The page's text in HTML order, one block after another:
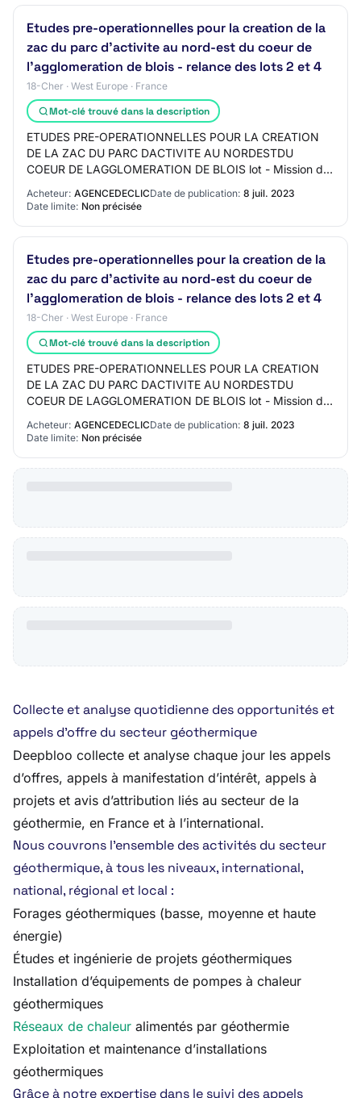
Etudes pre-operationnelles pour la creation de la
zac du parc d'activite au nord-est du coeur de
l'agglomeration de blois - relance des lots 2 et 4
18-Cher · West Europe · France
Mot-clé trouvé dans la description
ETUDES PRE-OPERATIONNELLES POUR LA CREATION
DE LA ZAC DU PARC DACTIVITE AU NORDESTDU
COEUR DE LAGGLOMERATION DE BLOIS lot - Mission de
d'aménageme…
Acheteur: AGENCEDECLICDate de publication: 8 juil. 2023
Date limite: Non précisée
Etudes pre-operationnelles pour la creation de la
zac du parc d'activite au nord-est du coeur de
l'agglomeration de blois - relance des lots 2 et 4
18-Cher · West Europe · France
Mot-clé trouvé dans la description
ETUDES PRE-OPERATIONNELLES POUR LA CREATION
DE LA ZAC DU PARC DACTIVITE AU NORDESTDU
COEUR DE LAGGLOMERATION DE BLOIS lot - Mission de
d'aménageme…
Acheteur: AGENCEDECLICDate de publication: 8 juil. 2023
Date limite: Non précisée
Collecte et analyse quotidienne des opportunités et
appels d’offre du secteur géothermique
Deepbloo collecte et analyse chaque jour les appels
d’offres, appels à manifestation d’intérêt, appels à
projets et avis d’attribution liés au secteur de la
géothermie, en France et à l’international.
Nous couvrons l’ensemble des activités du secteur
géothermique, à tous les niveaux, international,
national, régional et local :
Forages géothermiques (basse, moyenne et haute
énergie)
Études et ingénierie de projets géothermiques
Installation d’équipements de pompes à chaleur
géothermiques
Réseaux de chaleur alimentés par géothermie
Exploitation et maintenance d’installations
géothermiques
Grâce à notre expertise dans le suivi des appels